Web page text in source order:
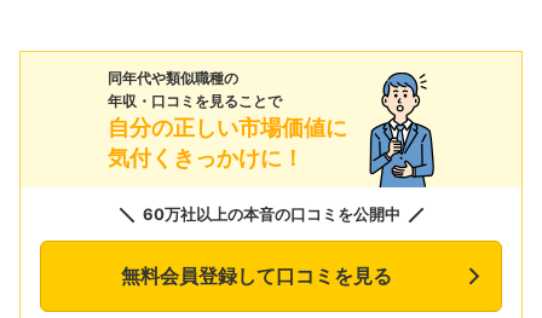
同年代や類似職種の
年収・口コミを見ることで
自分の正しい市場価値に
気付くきっかけに！
60万社以上の本音の口コミを公開中
無料会員登録して口コミを見る